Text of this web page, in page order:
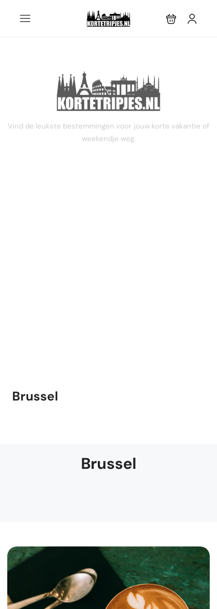
STEL JE EIGEN TRIP SAMEN
Vind de leukste bestemmingen voor jouw korte vakantie of
weekendje weg.
Brussel
Brussel